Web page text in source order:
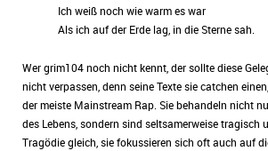
Ich weiß noch wie warm es war
Als ich auf der Erde lag, in die Sterne sah.
Wer grim104 noch nicht kennt, der sollte diese
nicht verpassen, denn seine Texte sie catchen
der meiste Mainstream Rap. Sie behandeln nicht
des Lebens, sondern sind seltsamerweise tragisch
Tragödie gleich, sie fokussieren sich oft auch auf